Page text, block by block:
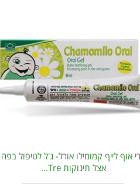
אוף לייף קמומילו אורל- ג'ל לטיפול בפה
אצל תינוקות Tre...